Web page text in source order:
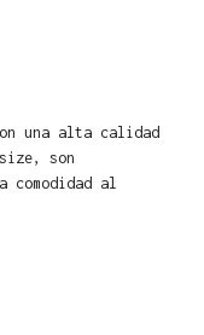
una alta calidad
son
comodidad al